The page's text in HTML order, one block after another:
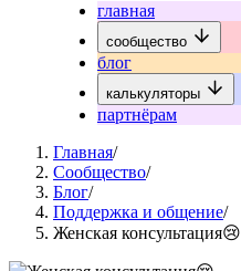
главная
сообщество
блог
калькуляторы
партнёрам
Главная/
Сообщество/
Блог/
Поддержка и общение/
Женская консультация😢